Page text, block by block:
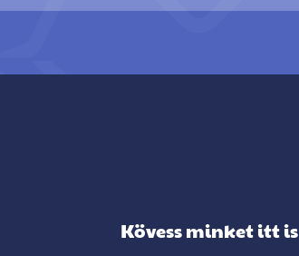
Kövess minket itt is